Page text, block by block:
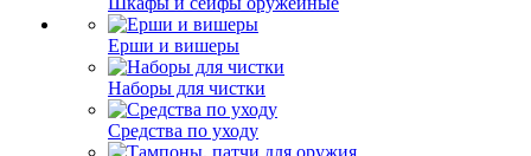
Ерши и вишеры
Наборы для чистки
Средства по уходу